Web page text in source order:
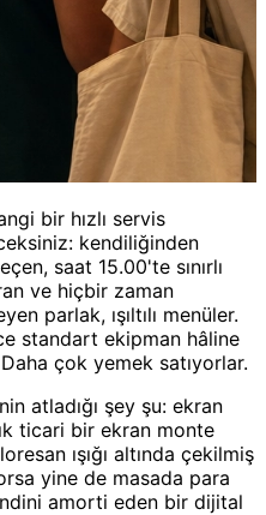
bir hızlı servis
kendiliğinden
saat 15.00'te sınırlı
ve hiçbir zaman
parlak, ışıltılı menüler.
standart ekipman hâline
çok yemek satıyorlar.
atladığı şey şu: ekran
ticari bir ekran monte
ışığı altında çekilmiş
yine de masada para
amorti eden bir dijital